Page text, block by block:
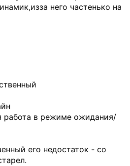
него частенько на
работа в режиме ожидания/
его недостаток - со